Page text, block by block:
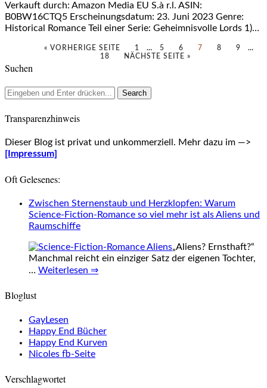
Verkauft durch: Amazon Media EU S.à r.l. ASIN:
B0BW16CTQ5 Erscheinungsdatum: 23. Juni 2023 Genre:
Historical Romance Teil einer Serie: Geheimnisvolle Lords 1)…
« VORHERIGE SEITE 1 … 5 6 7 8 9
…
18
NÄCHSTE SEITE »
Suchen
Transparenzhinweis
Dieser Blog ist privat und unkommerziell. Mehr dazu im —>
[Impressum]
Oft Gelesenes:
Zwischen Sternenstaub und Herzklopfen: Warum
Science-Fiction-Romance so viel mehr ist als Aliens und
Raumschiffe
„Aliens? Ernsthaft?“
Manchmal reicht ein einziger Satz der eigenen Tochter,
… Weiterlesen ⇒
Bloglust
GayLesen
Happy End Bücher
Happy End Kurven
Nicoles fb-Seite
Verschlagwortet